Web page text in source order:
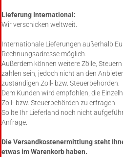
Lieferung International:
Wir verschicken weltweit.
Internationale Lieferungen außerhalb
Rechnungsadresse möglich.
Außerdem können weitere Zölle,
zahlen sein, jedoch nicht an den
zuständigen Zoll- bzw. Steuerbehörden.
Dem Kunden wird empfohlen, die
Zoll- bzw. Steuerbehörden zu erfragen.
Sollte Ihr Lieferland noch nicht
Anfrage.
Die Versandkostenermittlung steht
etwas im Warenkorb haben.